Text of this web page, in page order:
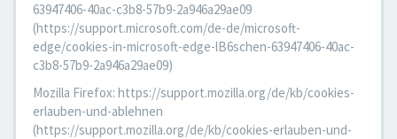
63947406-40ac-c3b8-57b9-2a946a29ae09
(https://support.microsoft.com/de-de/microsoft-
edge/cookies-in-microsoft-edge-lB6schen-63947406-40ac-
c3b8-57b9-2a946a29ae09)
Mozilla Firefox: https://support.mozilla.org/de/kb/cookies-
erlauben-und-ablehnen
(https://support.mozilla.org/de/kb/cookies-erlauben-und-